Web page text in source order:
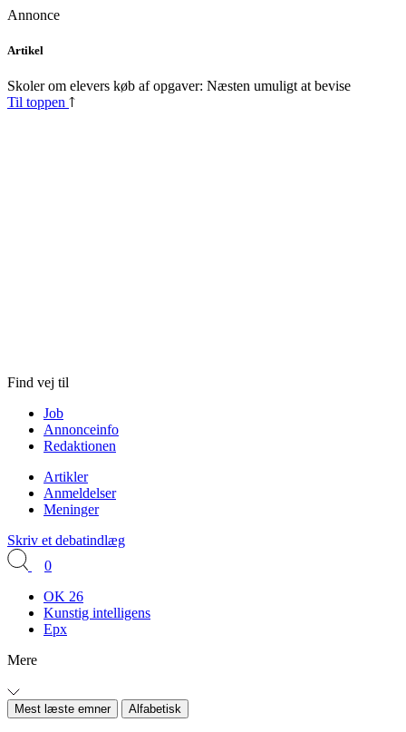
Annonce
Skip
content
Artikel
Skoler om elevers køb af opgaver: Næsten umuligt at bevise
Til toppen
Find vej til
Job
Annonceinfo
Redaktionen
Artikler
Anmeldelser
Meninger
Skriv et debatindlæg
0
OK 26
Kunstig intelligens
Epx
Mere
Mest læste emner Alfabetisk